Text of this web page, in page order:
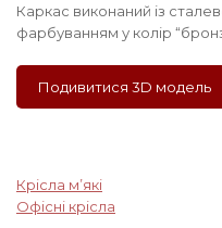
Каркас виконаний із
фарбуванням у колір
Подивитися 3D модель
Крісла м’які
Офісні крісла